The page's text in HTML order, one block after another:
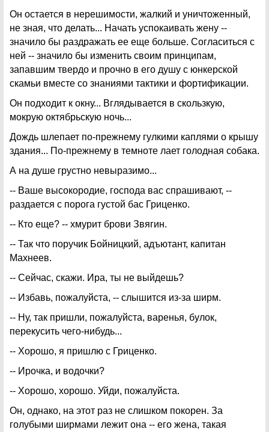
Он остается в нерешимости, жалкий и уничтоженный,
не зная, что делать... Начать успокаивать жену --
значило бы раздражать ее еще больше. Согласиться с
ней -- значило бы изменить своим принципам,
запавшим твердо и прочно в его душу с юнкерской
скамьи вместе со знаниями тактики и фортификации.
Он подходит к окну... Вглядывается в скользкую,
мокрую октябрьскую ночь...
Дождь шлепает по-прежнему гулкими каплями о крышу
здания... По-прежнему в темноте лает голодная собака.
А на душе грустно невыразимо...
-- Ваше высокородие, господа вас спрашивают, --
раздается с порога густой бас Гриценко.
-- Кто еще? -- хмурит брови Звягин.
-- Так что поручик Бойницкий, адъютант, капитан
Махнеев.
-- Сейчас, скажи. Ира, ты не выйдешь?
-- Избавь, пожалуйста, -- слышится из-за ширм.
-- Ну, так пришли, пожалуйста, варенья, булок,
перекусить чего-нибудь...
-- Хорошо, я пришлю с Гриценко.
-- Ирочка, и водочки?
-- Хорошо, хорошо. Уйди, пожалуйста.
Он, однако, на этот раз не слишком покорен. За
голубыми ширмами лежит она -- его жена, такая